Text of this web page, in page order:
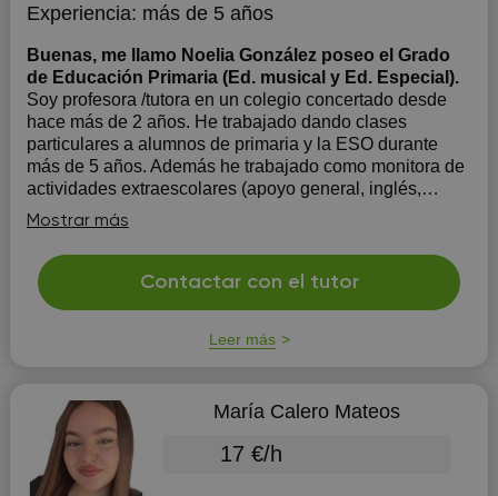
Experiencia: más de 5 años
Buenas, me llamo Noelia González poseo el Grado
de Educación Primaria (Ed. musical y Ed. Especial).
Soy profesora /tutora en un colegio concertado desde
hace más de 2 años. He trabajado dando clases
particulares a alumnos de primaria y la ESO durante
más de 5 años. Además he trabajado como monitora de
actividades extraescolares (apoyo general, inglés,
dibujo y manualidades, música y movimiento o b...
Mostrar más
Contactar con el tutor
Leer más
María Calero Mateos
17 €/h